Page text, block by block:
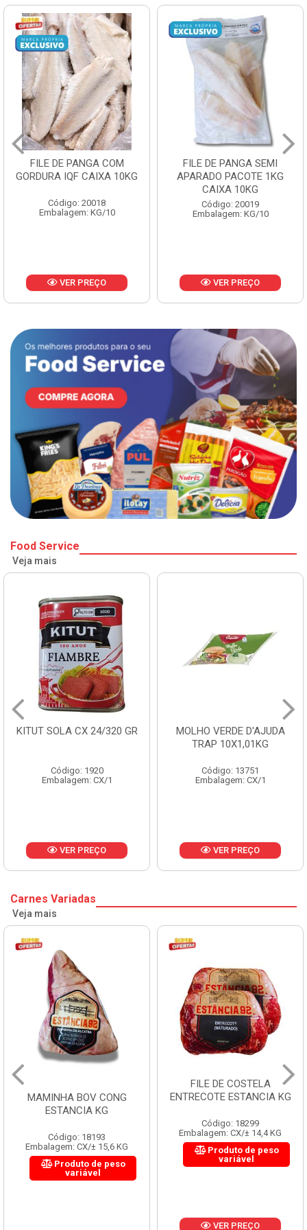
FILE DE PANGA SEMI
APARADO PACOTE 1KG
Código: 20019
Embalagem: KG/10
VER PREÇO
POLACA
PESCAMARES
CX10KG
Código: 20161
Embalagem: KG/10
VER PREÇO
Food Service
Veja mais
KITUT SOLA CX 24/320 GR
Código: 1920
Embalagem: CX/1
VER PREÇO
MOLHO VERDE D'AJUDA
TRAP 10X1,01KG
Código: 13751
Embalagem: CX/1
VER PREÇO
Carnes Variadas
Veja mais
MAMINHA BOV CONG
ESTANCIA KG
Código: 18193
Embalagem: CX/± 15,6 KG
Produto de peso
variável
FILE DE COSTELA
ENTRECOTE ESTANCIA KG
Código: 18299
Embalagem: CX/± 14,4 KG
Produto de peso
variável
VER PREÇO